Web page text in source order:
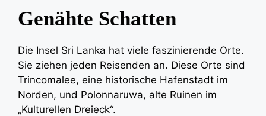
Genähte Schatten
Die Insel Sri Lanka hat viele faszinierende Orte.
Sie ziehen jeden Reisenden an. Diese Orte sind
Trincomalee, eine historische Hafenstadt im
Norden, und Polonnaruwa, alte Ruinen im
„Kulturellen Dreieck“.